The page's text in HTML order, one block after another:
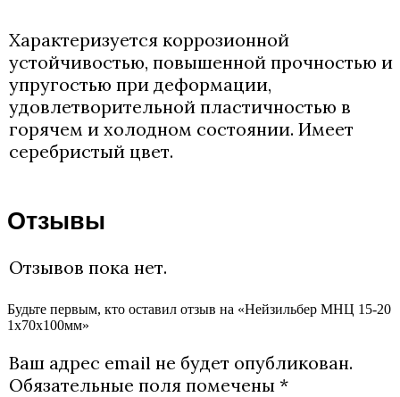
Характеризуется коррозионной
устойчивостью, повышенной прочностью и
упругостью при деформации,
удовлетворительной пластичностью в
горячем и холодном состоянии. Имеет
серебристый цвет.
Отзывы
Отзывов пока нет.
Будьте первым, кто оставил отзыв на «Нейзильбер МНЦ 15-20
1х70х100мм»
Ваш адрес email не будет опубликован.
Обязательные поля помечены *